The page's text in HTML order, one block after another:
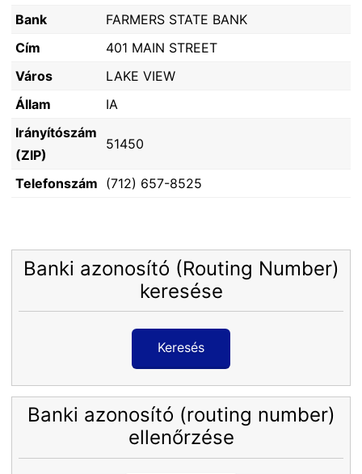
Bank
FARMERS STATE BANK
Cím
401 MAIN STREET
Város
LAKE VIEW
Állam
IA
Irányítószám
(ZIP)
51450
Telefonszám (712) 657-8525
Banki azonosító (Routing Number)
keresése
Keresés
Banki azonosító (routing number)
ellenőrzése